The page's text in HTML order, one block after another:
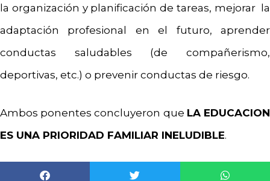
la organización y planificación de tareas, mejorar la
adaptación profesional en el futuro, aprender
conductas saludables (de compañerismo,
deportivas, etc.) o prevenir conductas de riesgo.
Ambos ponentes concluyeron que LA EDUCACION
ES UNA PRIORIDAD FAMILIAR INELUDIBLE.